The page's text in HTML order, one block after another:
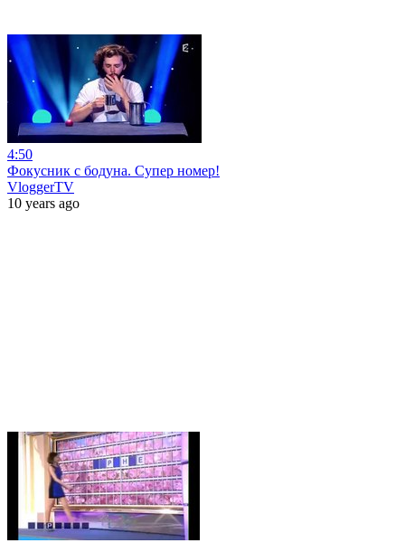
4:50
Фокусник с бодуна. Супер номер!
VloggerTV
10 years ago